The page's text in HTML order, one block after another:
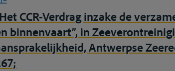
CCR-Verdrag inzake de
binnenvaart”, in
Antwerpse